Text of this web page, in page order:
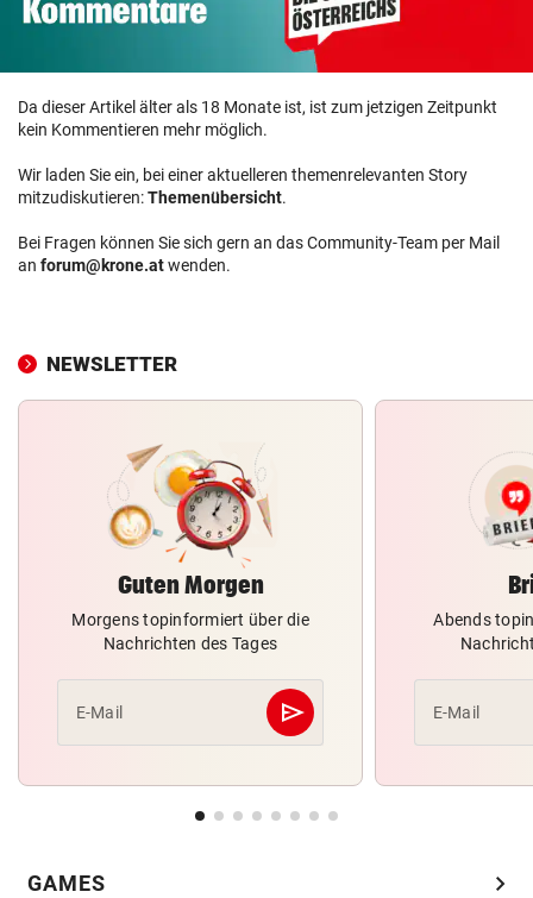
Da dieser Artikel älter als 18 Monate ist, ist zum jetzigen Zeitpunkt
kein Kommentieren mehr möglich.
Wir laden Sie ein, bei einer aktuelleren themenrelevanten Story
mitzudiskutieren:Themenübersicht.
Bei Fragen können Sie sich gern an das Community-Team per Mail
an forum@krone.atwenden.
NEWSLETTER
Guten Morgen
Morgens topinformiert über die
Nachrichten des Tages
E-Mail send
Abschicken
Abends
E-Mail
GAMES chevron_right